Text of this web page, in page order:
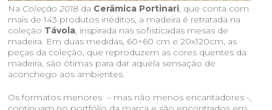
Na Coleção 2018 da Cerâmica Portinari, que conta com
mais de 143 produtos inéditos, a madeira é retratada na
coleção Távola, inspirada nas sofisticadas mesas de
madeira. Em duas medidas, 60×60 cm e 20x120cm, as
peças da coleção, que reproduzem as cores quentes da
madeira, são ótimas para dar aquela sensação de
aconchego aos ambientes.
Os formatos menores – mas não menos encantadores -,